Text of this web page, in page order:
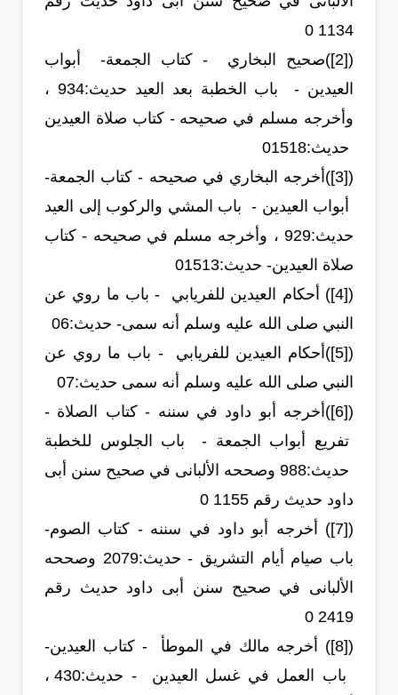
1134 0
([2])صحيح البخاري - كتاب الجمعة- أبواب
العيدين - باب الخطبة بعد العيد حديث:‏934‏ ،
وأخرجه مسلم في صحيحه - كتاب صلاة العيدين
حديث:‏1518‏0
([3])أخرجه البخاري في صحيحه - كتاب الجمعة-
أبواب العيدين - باب المشي والركوب إلى العيد
حديث:‏929‏ ، وأخرجه مسلم في صحيحه - كتاب
صلاة العيدين- حديث:‏1513‏0
([4]) أحكام العيدين للفريابي - باب ما روي عن
النبي صلى الله عليه وسلم أنه سمى- حديث:‏6‏0
([5])أحكام العيدين للفريابي - باب ما روي عن
النبي صلى الله عليه وسلم أنه سمى حديث:‏7‏0
([6])أخرجه أبو داود في سننه - كتاب الصلاة -
تفريع أبواب الجمعة - باب الجلوس للخطبة
حديث:‏988‏ وصححه الألبانى في صحيح سنن أبى
داود حديث رقم 1155 0
([7]) أخرجه أبو داود في سننه - كتاب الصوم-
باب صيام أيام التشريق - حديث:‏2079‏ وصححه
الألبانى في صحيح سنن أبى داود حديث رقم
2419 0
([8]) أخرجه مالك في الموطأ - كتاب العيدين-
باب العمل في غسل العيدين - حديث:‏430‏ ،